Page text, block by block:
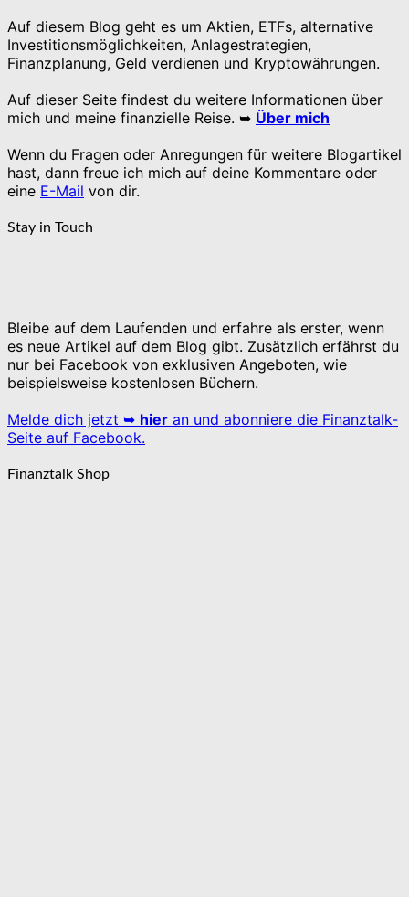
Auf diesem Blog geht es um Aktien, ETFs, alternative
Investitionsmöglichkeiten, Anlagestrategien,
Finanzplanung, Geld verdienen und Kryptowährungen.
Auf dieser Seite findest du weitere Informationen über
mich und meine finanzielle Reise. ➥ Über mich
Wenn du Fragen oder Anregungen für weitere Blogartikel
hast, dann freue ich mich auf deine Kommentare oder
eine E-Mail von dir.
Stay in Touch
Bleibe auf dem Laufenden und erfahre als erster, wenn
es neue Artikel auf dem Blog gibt. Zusätzlich erfährst du
nur bei Facebook von exklusiven Angeboten, wie
beispielsweise kostenlosen Büchern.
Melde dich jetzt ➥ hier an und abonniere die Finanztalk-
Seite auf Facebook.
Finanztalk Shop